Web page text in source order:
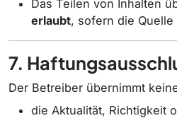
Das Teilen von Inhalten
erlaubt, sofern die
7.
Der Betreiber übernimmt
die Aktualität, Richtigkeit